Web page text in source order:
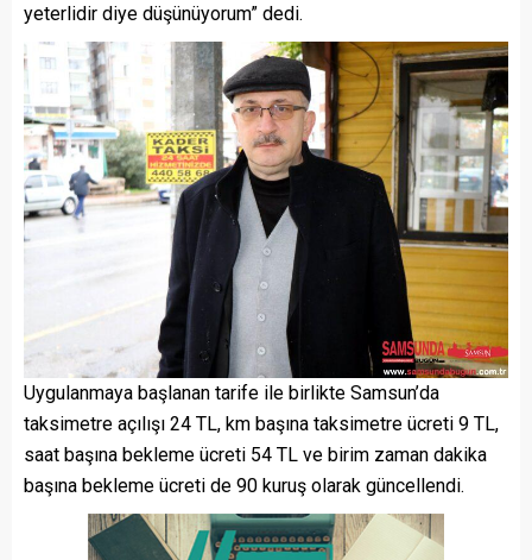
yeterlidir diye düşünüyorum” dedi.
Uygulanmaya başlanan tarife ile birlikte Samsun’da
taksimetre açılışı 24 TL, km başına taksimetre ücreti 9 TL,
saat başına bekleme ücreti 54 TL ve birim zaman dakika
başına bekleme ücreti de 90 kuruş olarak güncellendi.